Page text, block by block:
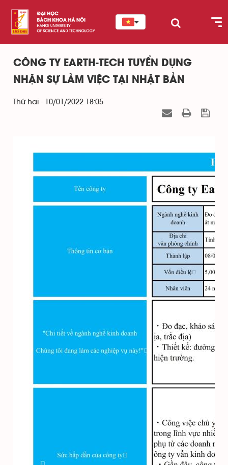
CÔNG TY EARTH-TECH TUYỂN DỤNG
NHẬN SỰ LÀM VIỆC TẠI NHẬT BẢN
Thứ hai - 10/01/2022 18:05